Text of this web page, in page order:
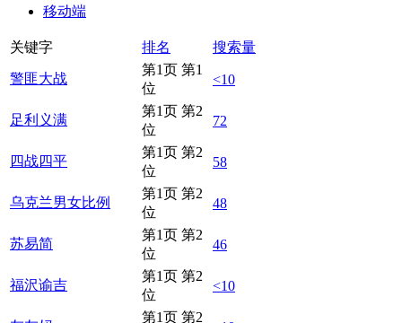
移动端
关键字 排名 搜索量
警匪大战
第1页 第1
位
<10
足利义满
第1页 第2
位
72
四战四平
第1页 第2
位
58
乌克兰男女比例
第1页 第2
位
48
苏易简
第1页 第2
位
46
福沢谕吉
第1页 第2
位
<10
第1页 第2